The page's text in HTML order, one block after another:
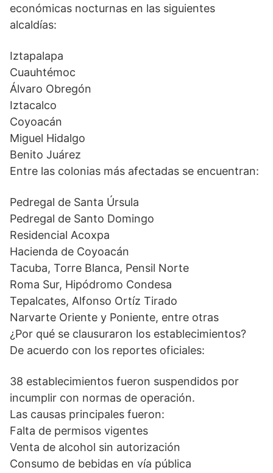
económicas nocturnas en las siguientes
alcaldías:
Iztapalapa
Cuauhtémoc
Álvaro Obregón
Iztacalco
Coyoacán
Miguel Hidalgo
Benito Juárez
Entre las colonias más afectadas se encuentran:
Pedregal de Santa Úrsula
Pedregal de Santo Domingo
Residencial Acoxpa
Hacienda de Coyoacán
Tacuba, Torre Blanca, Pensil Norte
Roma Sur, Hipódromo Condesa
Tepalcates, Alfonso Ortíz Tirado
Narvarte Oriente y Poniente, entre otras
¿Por qué se clausuraron los establecimientos?
De acuerdo con los reportes oficiales:
38 establecimientos fueron suspendidos por
incumplir con normas de operación.
Las causas principales fueron:
Falta de permisos vigentes
Venta de alcohol sin autorización
Consumo de bebidas en vía pública